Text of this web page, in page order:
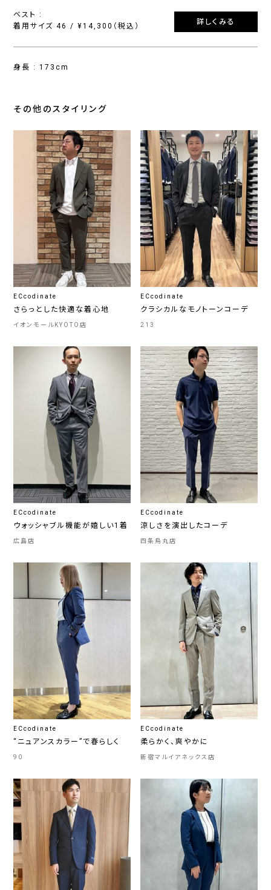
ベスト :
着用サイズ 46 / ¥14,300（税込）
詳しくみる
身長 : 173cm
その他のスタイリング
ECcodinate
さらっとした快適な着心地
イオンモールKYOTO店
ECcodinate
クラシカルなモノトーンコーデ
213
ECcodinate
ウォッシャブル機能が嬉しい1着
広島店
ECcodinate
涼しさを演出したコーデ
四条烏丸店
ECcodinate
“ニュアンスカラー”で春らしく
90
ECcodinate
柔らかく、爽やかに
新宿マルイアネックス店